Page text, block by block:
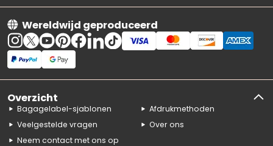
Wereldwijd geproduceerd
Overzicht
Bagagelabel-sjablonen
Afdrukmethoden
Veelgestelde vragen
Over ons
Neem contact met ons op